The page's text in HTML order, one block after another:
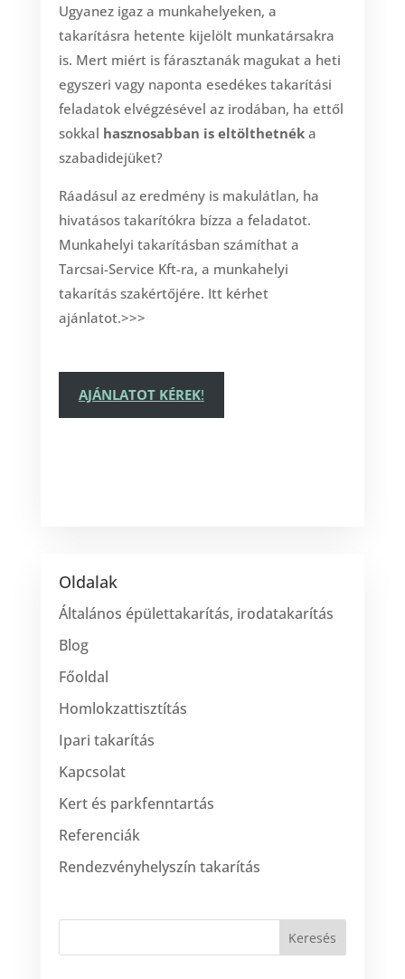
Ugyanez igaz a munkahelyeken, a
takarításra hetente kijelölt munkatársakra
is. Mert miért is fárasztanák magukat a heti
egyszeri vagy naponta esedékes takarítási
feladatok elvégzésével az irodában, ha ettől
sokkal hasznosabban is eltölthetnéka
szabadidejüket?
Ráadásul az eredmény is makulátlan, ha
hivatásos takarítókra bízza a feladatot.
Munkahelyi takarításban számíthat a
Tarcsai-Service Kft-ra, a munkahelyi
takarítás szakértőjére. Itt kérhet
ajánlatot.>>>
AJÁNLATOT KÉREK!
Oldalak
Általános épülettakarítás, irodatakarítás
Blog
Főoldal
Homlokzattisztítás
Ipari takarítás
Kapcsolat
Kert és parkfenntartás
Referenciák
Rendezvényhelyszín takarítás